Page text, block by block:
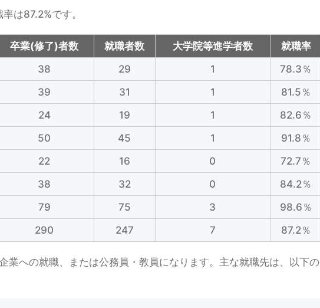
は87.2%です。
卒業(修了)者数 就職者数 大学院等進学者数
就職率
38 29 1
78.3％
39 31 1
81.5％
24 19 1
82.6％
50 45 1
91.8％
22 16 0
72.7％
38 32 0
84.2％
79 75 3
98.6％
290 247 7 87.2％
業への就職、または公務員・教員になります。主な就職先は、以下の